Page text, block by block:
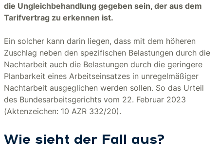
die Ungleichbehandlung gegeben sein, der aus dem
Tarifvertrag zu erkennen ist.
Ein solcher kann darin liegen, dass mit dem höheren
Zuschlag neben den spezifischen Belastungen durch die
Nachtarbeit auch die Belastungen durch die geringere
Planbarkeit eines Arbeitseinsatzes in unregelmäßiger
Nachtarbeit ausgeglichen werden sollen. So das Urteil
des Bundesarbeitsgerichts vom 22. Februar 2023
(Aktenzeichen: 10 AZR 332/20).
Wie sieht der Fall aus?